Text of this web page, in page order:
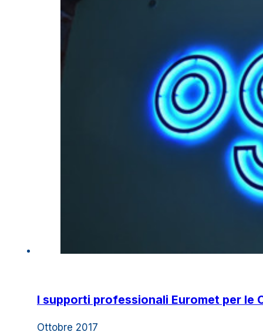
I supporti professionali Euromet per le
Ottobre 2017